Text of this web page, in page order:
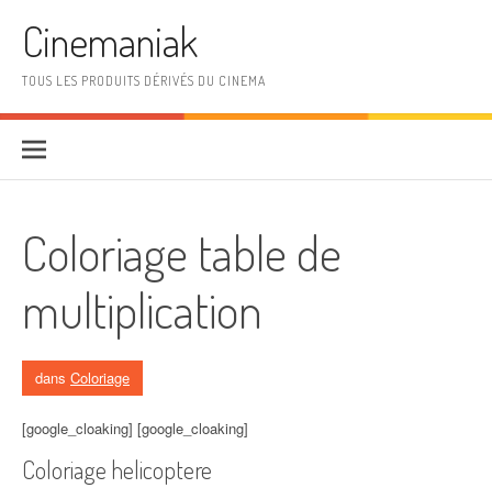
Cinemaniak
TOUS LES PRODUITS DÉRIVÉS DU CINEMA
Coloriage table de
multiplication
dans Coloriage
[google_cloaking] [google_cloaking]
Coloriage helicoptere